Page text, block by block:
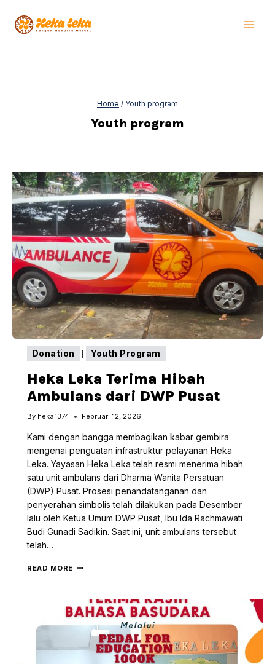
content
Home / Youth program
Youth program
Donation Youth Program
Heka Leka Terima Hibah
Ambulans dari DWP Pusat
By heka1374 Februari 12, 2026
Kami dengan bangga membagikan kabar gembira
mengenai penguatan infrastruktur pelayanan Heka
Leka. Yayasan Heka Leka telah resmi menerima hibah
satu unit ambulans dari Dharma Wanita Persatuan
(DWP) Pusat. Prosesi penandatanganan dan
penyerahan simbolis telah dilakukan pada Desember
lalu oleh Ketua Umum DWP Pusat, Ibu Ida Rachmawati
Budi Gunadi Sadikin. Saat ini, unit ambulans tersebut
telah…
READ MORE HEKA
AMBULANS
DARI
DWP
PUSAT